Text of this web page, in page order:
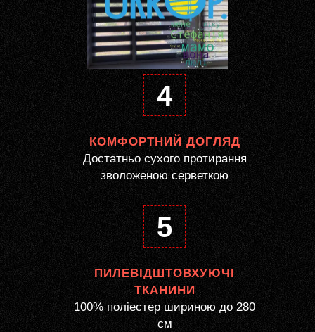
4
КОМФОРТНИЙ ДОГЛЯД
Достатньо сухого протирання
зволоженою серветкою
5
ПИЛЕВІДШТОВХУЮЧІ
ТКАНИНИ
100% поліестер шириною до 280
см